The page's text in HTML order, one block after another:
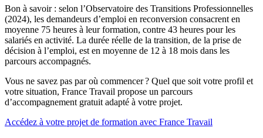
Bon à savoir : selon l’Observatoire des Transitions Professionnelles
(2024), les demandeurs d’emploi en reconversion consacrent en
moyenne 75 heures à leur formation, contre 43 heures pour les
salariés en activité. La durée réelle de la transition, de la prise de
décision à l’emploi, est en moyenne de 12 à 18 mois dans les
parcours accompagnés.
Vous ne savez pas par où commencer ? Quel que soit votre profil et
votre situation, France Travail propose un parcours
d’accompagnement gratuit adapté à votre projet.
Accédez à votre projet de formation avec France Travail